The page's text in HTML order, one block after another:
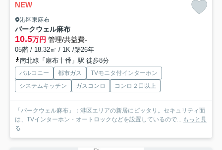
NEW
港区東麻布
パークウェル麻布
10.5万円 管理/共益費-
05階 / 18.32㎡ / 1K /築26年
南北線「麻布十番」駅 徒歩8分
バルコニー 都市ガス
TVモニタ付インターホン
システムキッチン
ガスコンロ コンロ２口以上
「パークウェル麻布」：港区エリアの新居にピッタリ。セキュリティ面
は、TVインターホン・オートロックなどを設置しているので... もっと見
る